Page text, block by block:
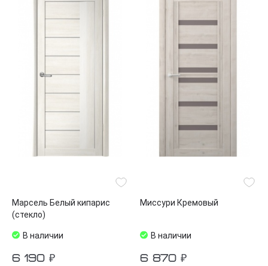
Марсель Белый кипарис
(стекло)
В наличии
6 190 ₽
Миссури Кремовый
В наличии
6 870 ₽